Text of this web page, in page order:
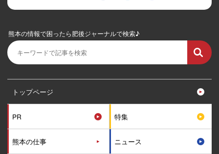
熊本の情報で困ったら肥後ジャーナルで検索♪
トップページ
PR 特集
熊本の仕事 ニュース